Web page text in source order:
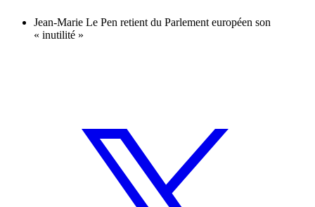
Jean-Marie Le Pen retient du Parlement européen son
« inutilité »